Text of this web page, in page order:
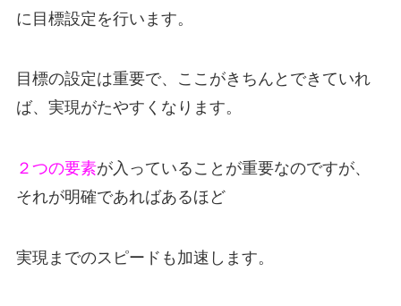
に目標設定を行います。
目標の設定は重要で、ここがきちんとできていれ
ば、実現がたやすくなります。
２つの要素が入っていることが重要なのですが、
それが明確であればあるほど
実現までのスピードも加速します。